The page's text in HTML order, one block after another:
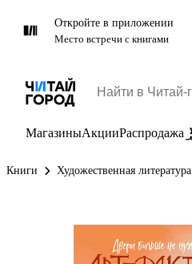
Откройте в приложении
Место встречи с книгами
МагазиныАкцииРаспродажа
Книги Художественная литература